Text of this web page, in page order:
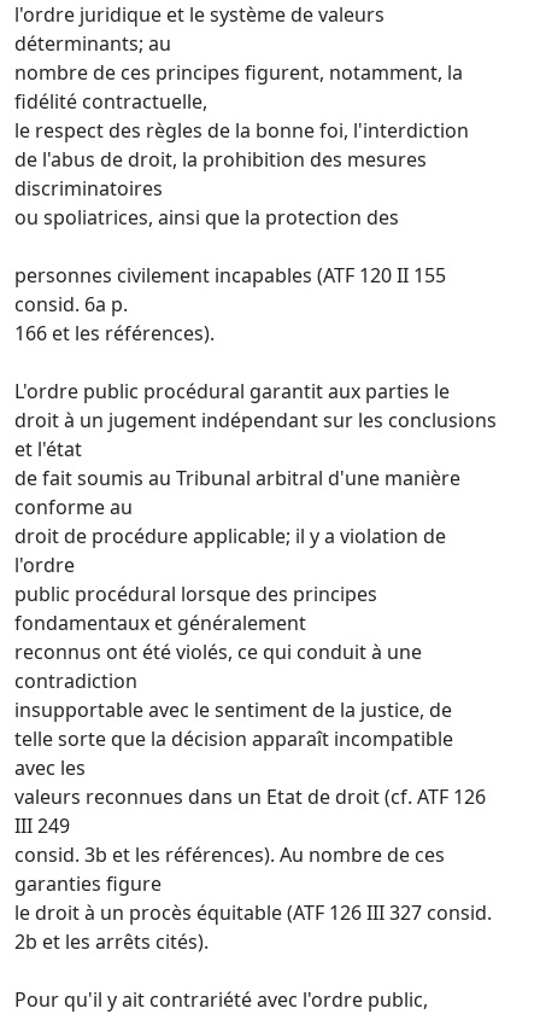
l'ordre juridique et le système de valeurs
déterminants; au
nombre de ces principes figurent, notamment, la
fidélité contractuelle,
le respect des règles de la bonne foi, l'interdiction
de l'abus de droit, la prohibition des mesures
discriminatoires
ou spoliatrices, ainsi que la protection des
personnes civilement incapables (ATF 120 II 155
consid. 6a p.
166 et les références).
L'ordre public procédural garantit aux parties le
droit à un jugement indépendant sur les conclusions
et l'état
de fait soumis au Tribunal arbitral d'une manière
conforme au
droit de procédure applicable; il y a violation de
l'ordre
public procédural lorsque des principes
fondamentaux et généralement
reconnus ont été violés, ce qui conduit à une
contradiction
insupportable avec le sentiment de la justice, de
telle sorte que la décision apparaît incompatible
avec les
valeurs reconnues dans un Etat de droit (cf. ATF 126
III 249
consid. 3b et les références). Au nombre de ces
garanties figure
le droit à un procès équitable (ATF 126 III 327 consid.
2b et les arrêts cités).
Pour qu'il y ait contrariété avec l'ordre public,